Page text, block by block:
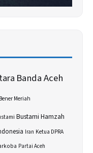
Banda Aceh
Bener Meriah
Bustami Hamzah
Iran Ketua DPRA
Partai Aceh